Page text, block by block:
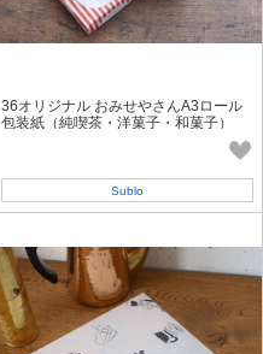
36オリジナル おみせやさんA3ロール
包装紙（純喫茶・洋菓子・和菓子）
Sublo